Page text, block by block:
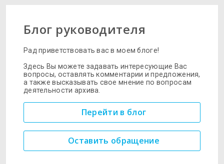
Блог руководителя
Рад приветствовать вас в моем блоге!
Здесь Вы можете задавать интересующие Вас
вопросы, оставлять комментарии и предложения,
а также высказывать свое мнение по вопросам
деятельности архива.
Перейти в блог
Оставить обращение